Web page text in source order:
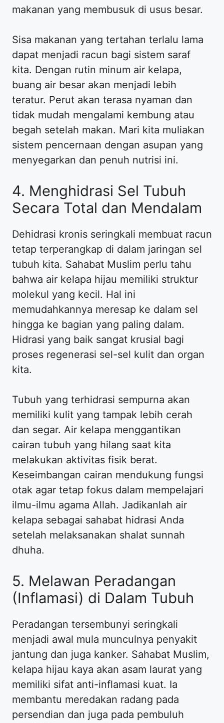
makanan yang membusuk di usus besar.
Sisa makanan yang tertahan terlalu lama
dapat menjadi racun bagi sistem saraf
kita. Dengan rutin minum air kelapa,
buang air besar akan menjadi lebih
teratur. Perut akan terasa nyaman dan
tidak mudah mengalami kembung atau
begah setelah makan. Mari kita muliakan
sistem pencernaan dengan asupan yang
menyegarkan dan penuh nutrisi ini.
4. Menghidrasi Sel Tubuh
Secara Total dan Mendalam
Dehidrasi kronis seringkali membuat racun
tetap terperangkap di dalam jaringan sel
tubuh kita. Sahabat Muslim perlu tahu
bahwa air kelapa hijau memiliki struktur
molekul yang kecil. Hal ini
memudahkannya meresap ke dalam sel
hingga ke bagian yang paling dalam.
Hidrasi yang baik sangat krusial bagi
proses regenerasi sel-sel kulit dan organ
kita.
Tubuh yang terhidrasi sempurna akan
memiliki kulit yang tampak lebih cerah
dan segar. Air kelapa menggantikan
cairan tubuh yang hilang saat kita
melakukan aktivitas fisik berat.
Keseimbangan cairan mendukung fungsi
otak agar tetap fokus dalam mempelajari
ilmu-ilmu agama Allah. Jadikanlah air
kelapa sebagai sahabat hidrasi Anda
setelah melaksanakan shalat sunnah
dhuha.
5. Melawan Peradangan
(Inflamasi) di Dalam Tubuh
Peradangan tersembunyi seringkali
menjadi awal mula munculnya penyakit
jantung dan juga kanker. Sahabat Muslim,
kelapa hijau kaya akan asam laurat yang
memiliki sifat anti-inflamasi kuat. Ia
membantu meredakan radang pada
persendian dan juga pada pembuluh